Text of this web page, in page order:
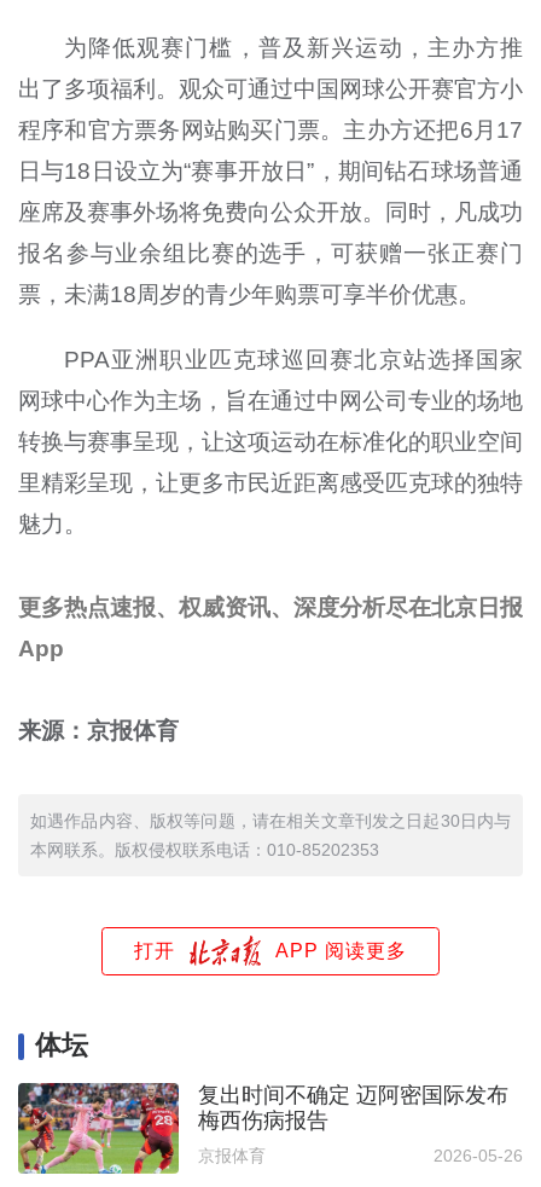
为降低观赛门槛，普及新兴运动，主办方推
出了多项福利。观众可通过中国网球公开赛官方小
程序和官方票务网站购买门票。主办方还把6 月 17
日与18 日设立为“赛事开放日”，期间钻石球场普通
座席及赛事外场将免费向公众开放。同时，凡成功
报名参与业余组比赛的选手，可获赠一张正赛门
票，未满18周岁的青少年购票可享半价优惠。
PPA亚洲职业匹克球巡回赛北京站选择国家
网球中心作为主场，旨在通过中网公司专业的场地
转换与赛事呈现，让这项运动在标准化的职业空间
里精彩呈现，让更多市民近距离感受匹克球的独特
魅力。
更多热点速报、权威资讯、深度分析尽在北京日报
App
来源：京报体育
如遇作品内容、版权等问题，请在相关文章刊发之日起30日内与
本网联系。版权侵权联系电话：010-85202353
打开 APP 阅读更多
体坛
复出时间不确定 迈阿密国际发布
梅西伤病报告
京报体育 2026-05-26